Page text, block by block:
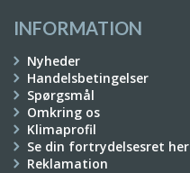
INFORMATION
Nyheder
Handelsbetingelser
Spørgsmål
Omkring os
Klimaprofil
Se din fortrydelsesret her
Reklamation